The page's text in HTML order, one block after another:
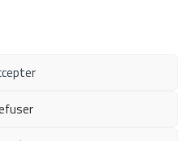
à 12h30 et de 13h30 à
Confidentialité